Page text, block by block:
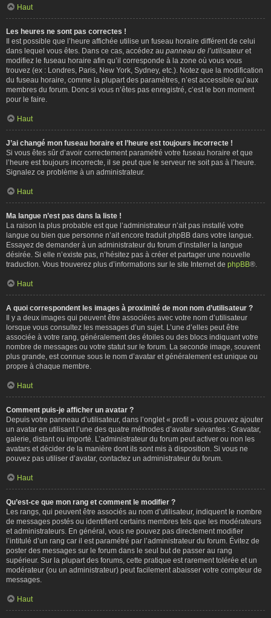
Haut
Les heures ne sont pas correctes !
Il est possible que l’heure affichée utilise un fuseau horaire différent de celui
dans lequel vous êtes. Dans ce cas, accédez au panneau de l’utilisateuret
modifiez le fuseau horaire afin qu’il corresponde à la zone où vous vous
trouvez (ex : Londres, Paris, New York, Sydney, etc.). Notez que la modification
du fuseau horaire, comme la plupart des paramètres, n’est accessible qu’aux
membres du forum. Donc si vous n’êtes pas enregistré, c’est le bon moment
pour le faire.
Haut
J’ai changé mon fuseau horaire et l’heure est toujours incorrecte !
Si vous êtes sûr d’avoir correctement paramétré votre fuseau horaire et que
l’heure est toujours incorrecte, il se peut que le serveur ne soit pas à l’heure.
Signalez ce problème à un administrateur.
Haut
Ma langue n’est pas dans la liste !
La raison la plus probable est que l’administrateur n’ait pas installé votre
langue ou bien que personne n’ait encore traduit phpBB dans votre langue.
Essayez de demander à un administrateur du forum d’installer la langue
désirée. Si elle n’existe pas, n’hésitez pas à créer et partager une nouvelle
traduction. Vous trouverez plus d’informations sur le site Internet de phpBB®.
Haut
A quoi correspondent les images à proximité de mon nom d’utilisateur ?
Il y a deux images qui peuvent être associées avec votre nom d’utilisateur
lorsque vous consultez les messages d’un sujet. L’une d’elles peut être
associée à votre rang, généralement des étoiles ou des blocs indiquant votre
nombre de messages ou votre statut sur le forum. La seconde image, souvent
plus grande, est connue sous le nom d’avatar et généralement est unique ou
propre à chaque membre.
Haut
Comment puis-je afficher un avatar ?
Depuis votre panneau d’utilisateur, dans l’onglet « profil » vous pouvez ajouter
un avatar en utilisant l’une des quatre méthodes d’avatar suivantes : Gravatar,
galerie, distant ou importé. L’administrateur du forum peut activer ou non les
avatars et décider de la manière dont ils sont mis à disposition. Si vous ne
pouvez pas utiliser d’avatar, contactez un administrateur du forum.
Haut
Qu’est-ce que mon rang et comment le modifier ?
Les rangs, qui peuvent être associés au nom d’utilisateur, indiquent le nombre
de messages postés ou identifient certains membres tels que les modérateurs
et administrateurs. En général, vous ne pouvez pas directement modifier
l’intitulé d’un rang car il est paramétré par l’administrateur du forum. Évitez de
poster des messages sur le forum dans le seul but de passer au rang
supérieur. Sur la plupart des forums, cette pratique est rarement tolérée et un
modérateur (ou un administrateur) peut facilement abaisser votre compteur de
messages.
Haut